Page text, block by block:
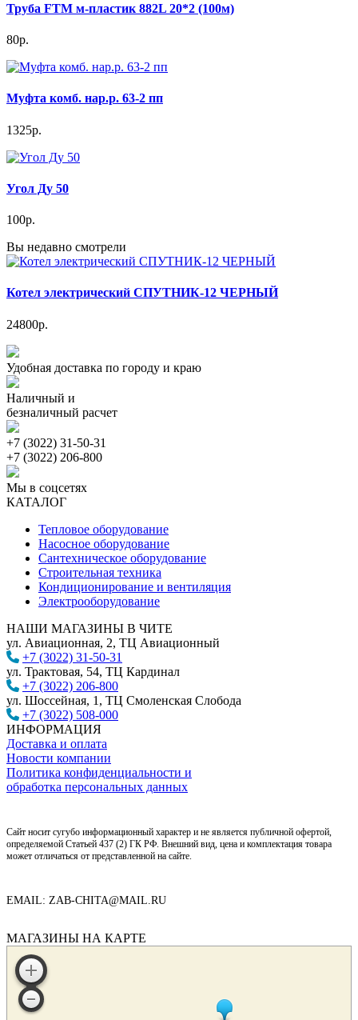
Труба FTM м-пластик 882L 20*2 (100м)
80р.
Муфта комб. нар.р. 63-2 пп
1325р.
Угол Ду 50
100р.
Вы недавно смотрели
Котел электрический СПУТНИК-12 ЧЕРНЫЙ
24800р.
Удобная доставка по городу и краю
Наличный и
безналичный расчет
+7 (3022) 31-50-31
+7 (3022) 206-800
Мы в соцсетях
КАТАЛОГ
Тепловое оборудование
Насосное оборудование
Сантехническое оборудование
Строительная техника
Кондиционирование и вентиляция
Электрооборудование
НАШИ МАГАЗИНЫ В ЧИТЕ
ул. Авиационная, 2, ТЦ Авиационный
+7 (3022) 31-50-31
ул. Трактовая, 54, ТЦ Кардинал
+7 (3022) 206-800
ул. Шоссейная, 1, ТЦ Смоленская Слобода
+7 (3022) 508-000
ИНФОРМАЦИЯ
Доставка и оплата
Новости компании
Политика конфиденциальности и
обработка персональных данных
Сайт носит сугубо информационный характер и не является публичной офертой,
определяемой Статьей 437 (2) ГК РФ. Внешний вид, цена и комплектация товара
может отличаться от представленной на сайте.
EMAIL: ZAB-CHITA@MAIL.RU
МАГАЗИНЫ НА КАРТЕ